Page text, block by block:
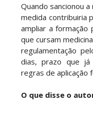
Quando sancionou
medida contribuiria
ampliar a formação
que cursam
regulamentação
dias, prazo que
regras de aplicação
O que disse o